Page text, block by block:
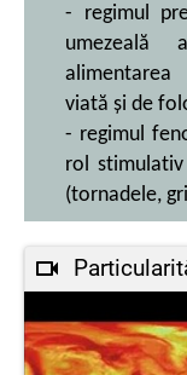
- regimul
umezeală
alimentarea
viată și de
- regimul
rol
(tornadele,